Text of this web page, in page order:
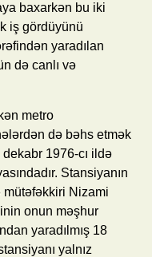
baxarkən bu iki
iş gördüyünü
yaradılan
də canlı və
metro
də bəhs etmək
dekabr 1976-cı ildə
Stansiyanın
Nizami
onun məşhur
yaradılmış 18
yalnız